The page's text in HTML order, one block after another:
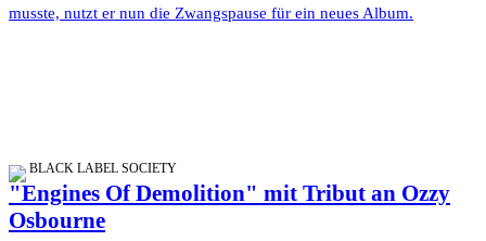
musste, nutzt er nun die Zwangspause für ein neues Album.
BLACK LABEL SOCIETY
"Engines Of Demolition" mit Tribut an Ozzy
Osbourne